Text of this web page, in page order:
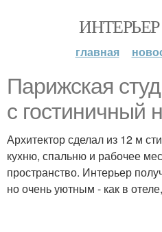
главная
Парижская
с гостиничный
Архитектор сделал из 12 м
кухню, спальню и рабочее
пространство. Интерьер
но очень уютным - как в